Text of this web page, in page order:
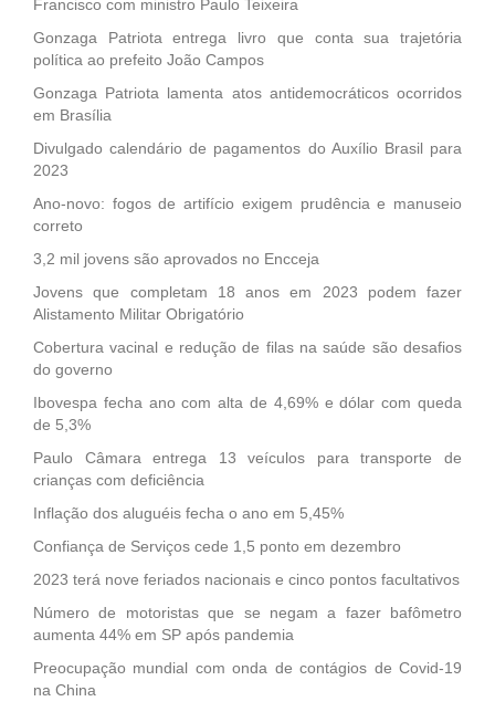
Francisco com ministro Paulo Teixeira
Gonzaga Patriota entrega livro que conta sua trajetória
política ao prefeito João Campos
Gonzaga Patriota lamenta atos antidemocráticos ocorridos
em Brasília
Divulgado calendário de pagamentos do Auxílio Brasil para
2023
Ano-novo: fogos de artifício exigem prudência e manuseio
correto
3,2 mil jovens são aprovados no Encceja
Jovens que completam 18 anos em 2023 podem fazer
Alistamento Militar Obrigatório
Cobertura vacinal e redução de filas na saúde são desafios
do governo
Ibovespa fecha ano com alta de 4,69% e dólar com queda
de 5,3%
Paulo Câmara entrega 13 veículos para transporte de
crianças com deficiência
Inflação dos aluguéis fecha o ano em 5,45%
Confiança de Serviços cede 1,5 ponto em dezembro
2023 terá nove feriados nacionais e cinco pontos facultativos
Número de motoristas que se negam a fazer bafômetro
aumenta 44% em SP após pandemia
Preocupação mundial com onda de contágios de Covid-19
na China